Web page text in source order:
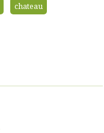
chateau